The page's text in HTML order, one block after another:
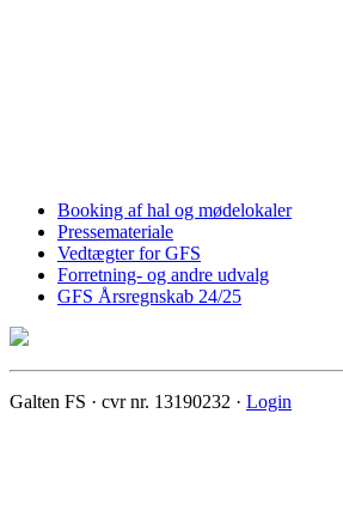
Booking af hal og mødelokaler
Pressemateriale
Vedtægter for GFS
Forretning- og andre udvalg
GFS Årsregnskab 24/25
Galten FS · cvr nr. 13190232 · Login